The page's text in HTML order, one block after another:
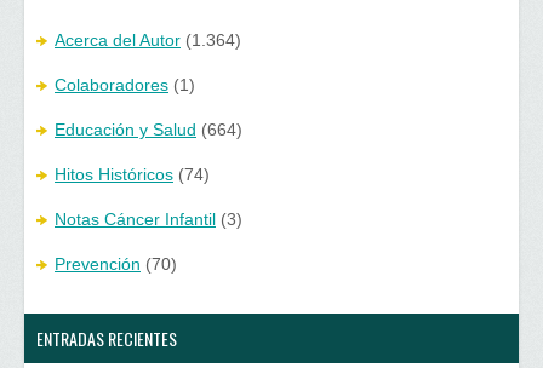
Acerca del Autor (1.364)
Colaboradores (1)
Educación y Salud (664)
Hitos Históricos (74)
Notas Cáncer Infantil (3)
Prevención (70)
ENTRADAS RECIENTES